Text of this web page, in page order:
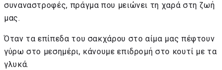
συναναστροφές, πράγμα που μειώνει τη χαρά στη ζωή
μας.
Όταν τα επίπεδα του σακχάρου στο αίμα μας πέφτουν
γύρω στο μεσημέρι, κάνουμε επιδρομή στο κουτί με τα
γλυκά.